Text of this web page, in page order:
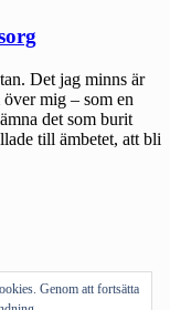
Det jag minns är
mig – som en
det som burit
till ämbetet, att bli
Jobbar
Imorgon far
Genom att fortsätta